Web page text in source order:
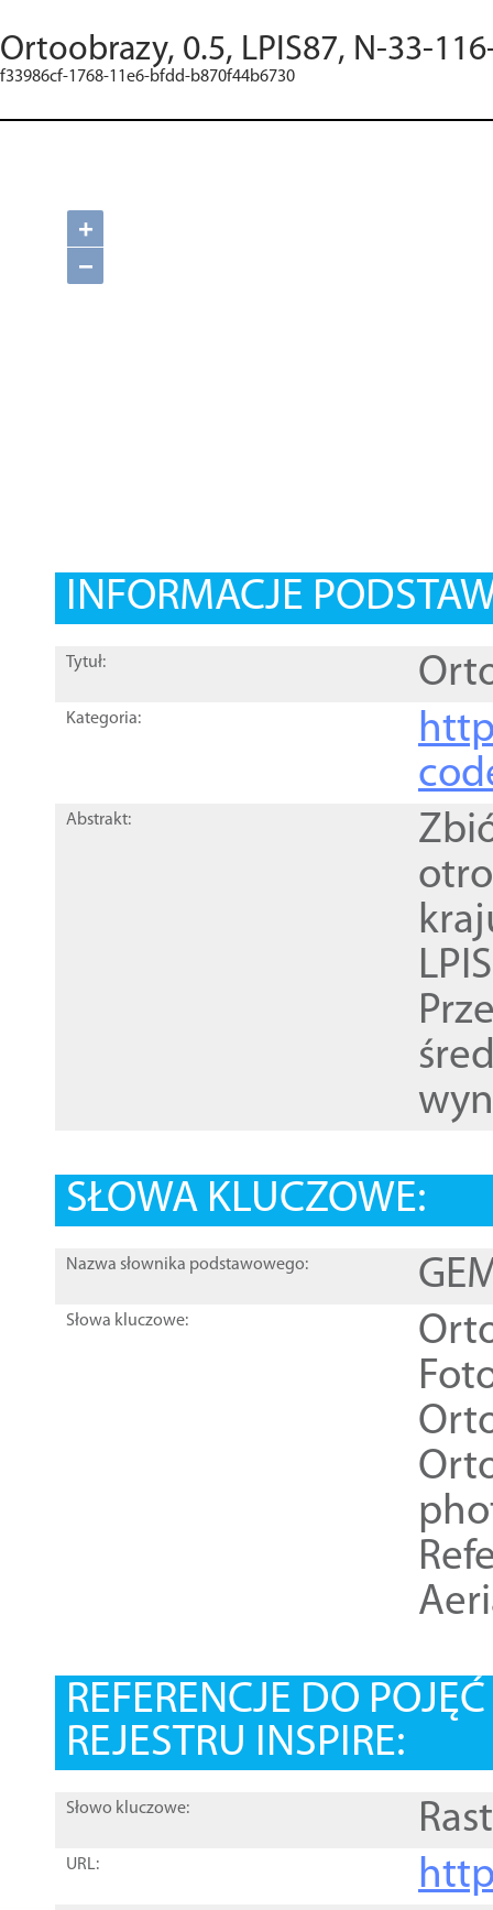
Ortoobrazy, 0.5, LPIS87, N-33-
f33986cf-1768-11e6-bfdd-b870f44b6730
+
−
INFORMACJE
Tytuł:
Kategoria:
Abstrakt:
SŁOWA KLUCZOWE:
Nazwa słownika podstawowego:
Słowa kluczowe:
REFERENCJE DO
REJESTRU INSPIRE:
Słowo kluczowe:
URL: